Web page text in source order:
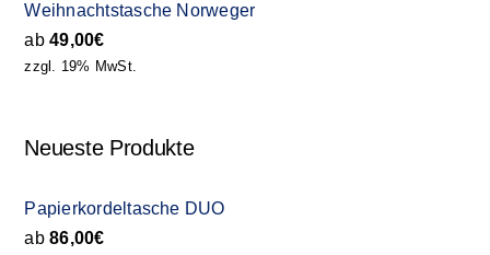
Weihnachtstasche Norweger
ab49,00€
zzgl. 19% MwSt.
Neueste Produkte
Papierkordeltasche DUO
ab86,00€